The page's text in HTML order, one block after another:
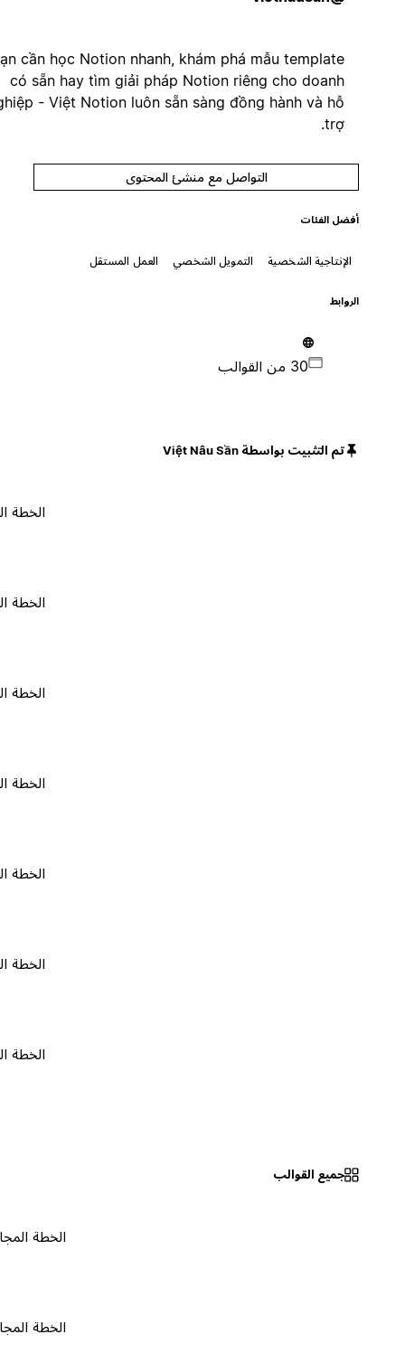
Dù bạn cần học Notion nhanh, khám phá mẫu template
có sẵn hay tìm giải pháp Notion riêng cho doanh
nghiệp - Việt Notion luôn sẵn sàng đồng hành và hỗ
التواصل مع منشئ المحتوى
أفضل الفئات
الإنتاجية الشخصية التمويل الشخصي العمل المستقل
تم التثبيت بواسطة Việt Nâu Sần
الخطة المجانية
الخطة المجانية
الخطة المجانية
الخطة المجانية
الخطة المجانية
الخطة المجانية
الخطة المجانية
جميع القوالب
الخطة المجانية ٠
الخطة المجانية ٠